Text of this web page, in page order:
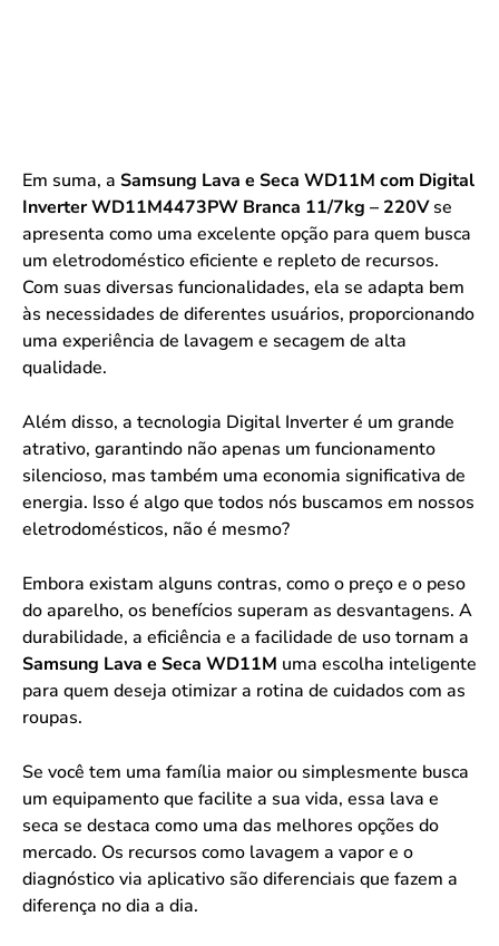
Em suma, a Samsung Lava e Seca WD11M com Digital
Inverter WD11M4473PW Branca 11/7kg – 220Vse
apresenta como uma excelente opção para quem busca
um eletrodoméstico eficiente e repleto de recursos.
Com suas diversas funcionalidades, ela se adapta bem
às necessidades de diferentes usuários, proporcionando
uma experiência de lavagem e secagem de alta
qualidade.
Além disso, a tecnologia Digital Inverter é um grande
atrativo, garantindo não apenas um funcionamento
silencioso, mas também uma economia significativa de
energia. Isso é algo que todos nós buscamos em nossos
eletrodomésticos, não é mesmo?
Embora existam alguns contras, como o preço e o peso
do aparelho, os benefícios superam as desvantagens. A
durabilidade, a eficiência e a facilidade de uso tornam a
Samsung Lava e Seca WD11M uma escolha inteligente
para quem deseja otimizar a rotina de cuidados com as
roupas.
Se você tem uma família maior ou simplesmente busca
um equipamento que facilite a sua vida, essa lava e
seca se destaca como uma das melhores opções do
mercado. Os recursos como lavagem a vapor e o
diagnóstico via aplicativo são diferenciais que fazem a
diferença no dia a dia.